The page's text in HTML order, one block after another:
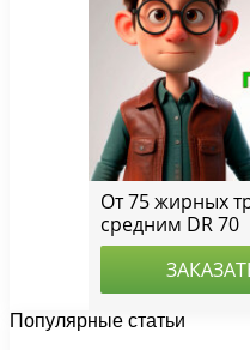
Популярные статьи